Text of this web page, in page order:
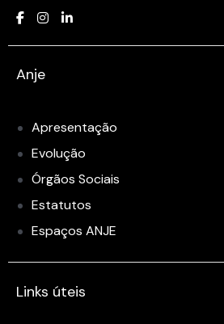
Anje
Apresentação
Evolução
Órgãos Sociais
Estatutos
Espaços ANJE
Links úteis